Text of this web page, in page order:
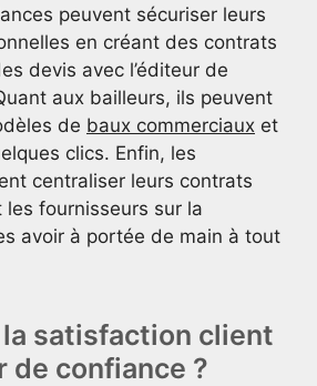
peuvent sécuriser leurs
en créant des contrats
devis avec l’éditeur de
aux bailleurs, ils peuvent
de baux commerciaux et
clics. Enfin, les
centraliser leurs contrats
fournisseurs sur la
avoir à portée de main à tout
satisfaction client
de confiance ?